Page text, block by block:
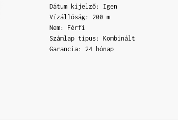
Dátum kijelző: Igen
Vízállóság: 200 m
Nem: Férfi
Számlap típus: Kombinált
Garancia: 24 hónap